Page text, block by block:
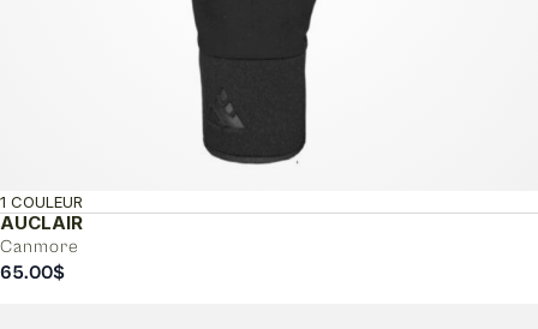
AUCLAIR
Canmore
1 COULEUR
65.00$